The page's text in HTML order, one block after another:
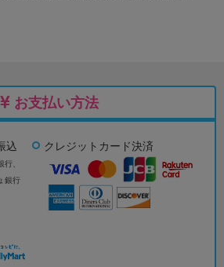
お支払い方法
込
行、
銀行
クレジットカード決済